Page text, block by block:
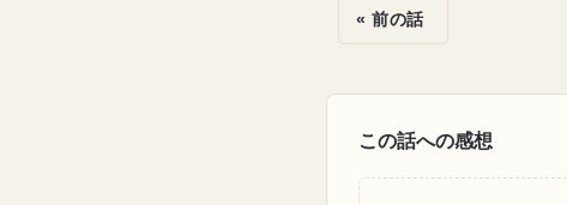
« 前の話
この話への感想